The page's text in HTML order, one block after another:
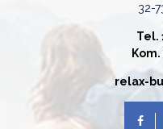
32-
Tel.
relax-